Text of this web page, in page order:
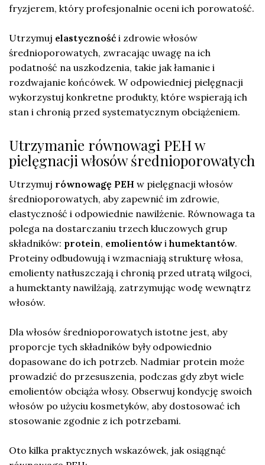
fryzjerem, który profesjonalnie oceni ich porowatość.
Utrzymuj elastyczność i zdrowie włosów
średnioporowatych, zwracając uwagę na ich
podatność na uszkodzenia, takie jak łamanie i
rozdwajanie końcówek. W odpowiedniej pielęgnacji
wykorzystuj konkretne produkty, które wspierają ich
stan i chronią przed systematycznym obciążeniem.
Utrzymanie równowagi PEH w
pielęgnacji włosów średnioporowatych
Utrzymuj równowagę PEH w pielęgnacji włosów
średnioporowatych, aby zapewnić im zdrowie,
elastyczność i odpowiednie nawilżenie. Równowaga ta
polega na dostarczaniu trzech kluczowych grup
składników: protein, emolientów i humektantów.
Proteiny odbudowują i wzmacniają strukturę włosa,
emolienty natłuszczają i chronią przed utratą wilgoci,
a humektanty nawilżają, zatrzymując wodę wewnątrz
włosów.
Dla włosów średnioporowatych istotne jest, aby
proporcje tych składników były odpowiednio
dopasowane do ich potrzeb. Nadmiar protein może
prowadzić do przesuszenia, podczas gdy zbyt wiele
emolientów obciąża włosy. Obserwuj kondycję swoich
włosów po użyciu kosmetyków, aby dostosować ich
stosowanie zgodnie z ich potrzebami.
Oto kilka praktycznych wskazówek, jak osiągnąć